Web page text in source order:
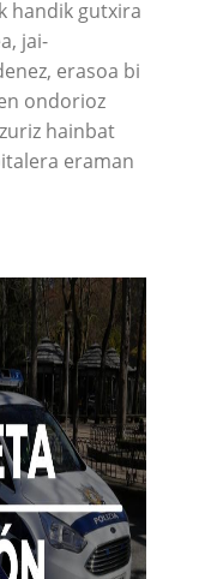
handik gutxira
jai-
erasoa bi
ondorioz
hainbat
eraman